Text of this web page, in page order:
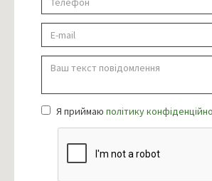
Я приймаю політику